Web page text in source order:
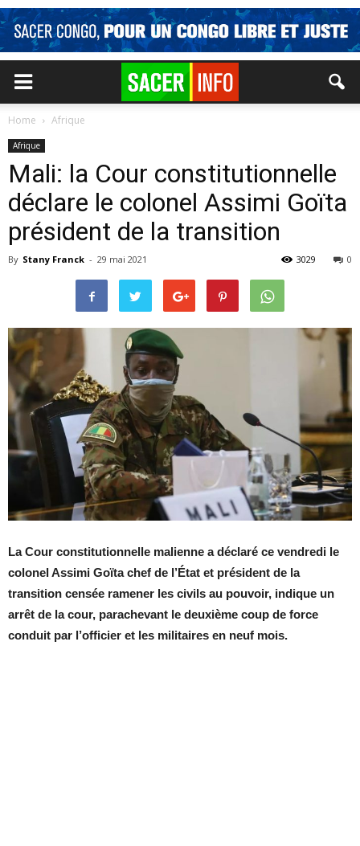
Home Afrique
Afrique
Mali: la Cour constitutionnelle
déclare le colonel Assimi Goïta
président de la transition
By Stany Franck - 29 mai 2021 0
3029
La Cour constitutionnelle malienne a déclaré ce vendredi le
colonel Assimi Goïta chef de l’État et président de la
transition censée ramener les civils au pouvoir, indique un
arrêt de la cour, parachevant le deuxième coup de force
conduit par l’officier et les militaires en neuf mois.